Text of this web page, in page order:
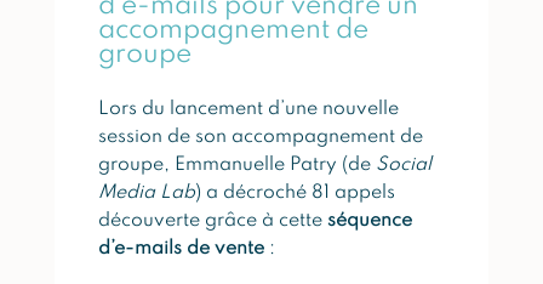
d’e-mails pour vendre un
accompagnement de
groupe
Lors du lancement d’une nouvelle
session de son accompagnement de
groupe, Emmanuelle Patry (de Social
Media Lab) a décroché 81 appels
découverte grâce à cette séquence
d’e-mails de vente :